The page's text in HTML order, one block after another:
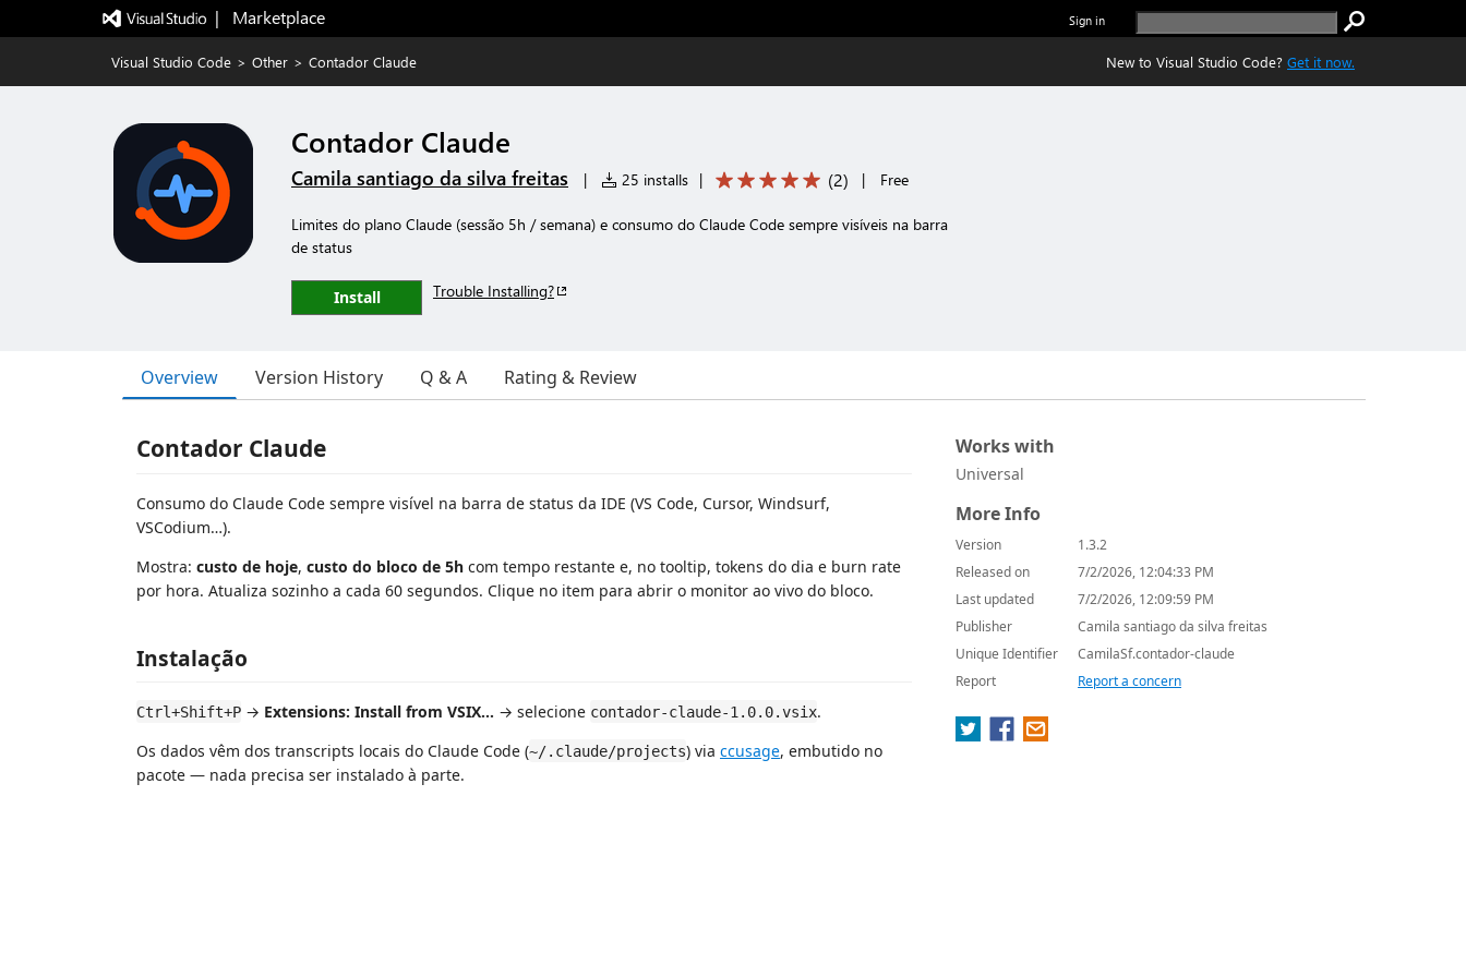
|   Marketplace Sign in
Visual Studio Code > Other > Contador Claude New to Visual Studio Code? Get it now.
Contador Claude
Camila santiago da silva freitas | 25 installs | (2) | Free
Limites do plano Claude (sessão 5h / semana) e consumo do Claude Code sempre visíveis na barra
de status
Install Trouble Installing?
Overview Version History Q & A Rating & Review
Contador Claude
Consumo do Claude Code sempre visível na barra de status da IDE (VS Code, Cursor, Windsurf,
VSCodium…).
Mostra: custo de hoje, custo do bloco de 5h com tempo restante e, no tooltip, tokens do dia e burn rate
por hora. Atualiza sozinho a cada 60 segundos. Clique no item para abrir o monitor ao vivo do bloco.
Instalação
Ctrl+Shift+P → Extensions: Install from VSIX… → selecione contador-claude-1.0.0.vsix.
Os dados vêm dos transcripts locais do Claude Code (~/.claude/projects) via ccusage, embutido no
pacote — nada precisa ser instalado à parte.
Works with
Universal
More Info
Version
1.3.2
Released on
7/2/2026, 12:04:33 PM
Last updated
7/2/2026, 12:09:59 PM
Publisher
Camila santiago da silva freitas
Unique Identifier
CamilaSf.contador-claude
Report
Report a concern